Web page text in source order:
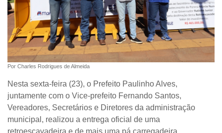
Por Charles Rodrigues de Almeida
Nesta sexta-feira (23), o Prefeito Paulinho Alves,
juntamente com o Vice-prefeito Fernando Santos,
Vereadores, Secretários e Diretores da administração
municipal, realizou a entrega oficial de uma